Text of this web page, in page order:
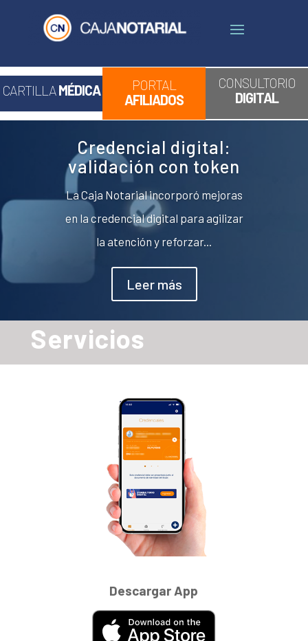
CARTILLAMÉDICA
PORTAL
AFILIADOS
CONSULTORIO
DIGITAL
Credencial digital:
validación con token
La Caja Notarial incorporó mejoras
en la credencial digital para agilizar
la atención y reforzar...
Leer más
Servicios
Descargar App